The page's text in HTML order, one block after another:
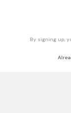
เฟสที่จะทำ ,เฟส
MULTIPLE CHOICE
By signing up,